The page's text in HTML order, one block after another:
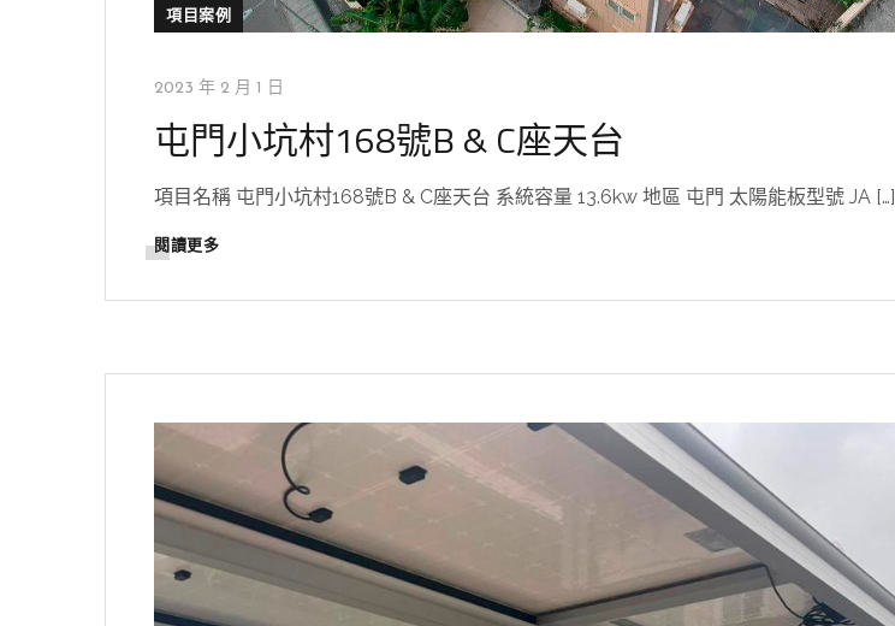
項目案例
2023 年 2 月 1 日
屯門小坑村168號B & C座天台
項目名稱 屯門小坑村168號B & C座天台 系統容量 13.6kw 地區 屯門 太陽能板型號 JA […]
閱讀更多